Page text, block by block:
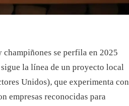
se perfila en 2025
la línea de un proyecto local
Unidos), que experimenta con
empresas reconocidas para